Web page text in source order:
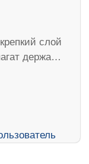
слой
держа…